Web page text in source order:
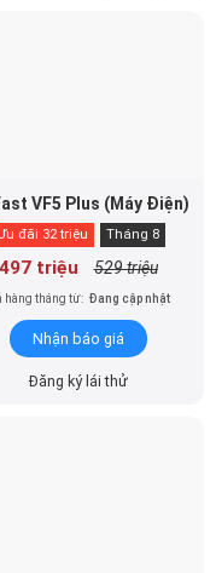
VF5 Plus (Máy Điện)
đãi 32 triệu Tháng 8
497 triệu 529 triệu
hàng tháng từ: Đang cập nhật
Nhận báo giá
Đăng ký lái thử